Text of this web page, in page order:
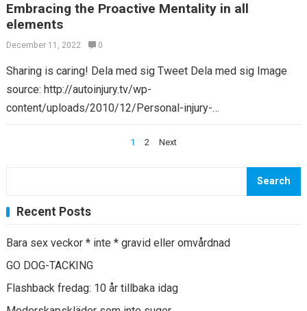
Embracing the Proactive Mentality in all
elements
December 11, 2022 0
Sharing is caring! Dela med sig Tweet Dela med sig Image
source: http://autoinjury.tv/wp-
content/uploads/2010/12/Personal-injury-
https://apis.google.com/js/plusone.jsAs moms, staying
1 2 Next
Search
Recent Posts
Bara sex veckor * inte * gravid eller omvårdnad
GO DOG-TACKING
Flashback fredag: 10 år tillbaka idag